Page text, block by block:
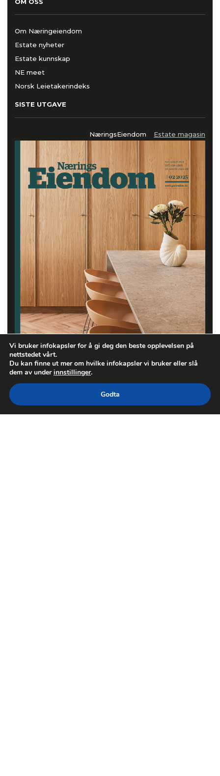
Om Næringeiendom
Estate nyheter
Estate kunnskap
NE meet
Norsk Leietakerindeks
SISTE UTGAVE
NæringsEiendom Estate magasin
Vi bruker infokapsler for å gi deg den beste opplevelsen på
nettstedet vårt.
Du kan finne ut mer om hvilke infokapsler vi bruker eller slå
dem av underinnstillinger.
Godta